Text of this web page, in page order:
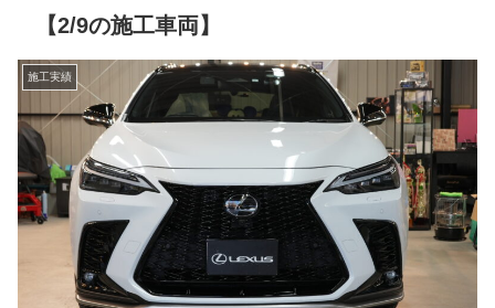
【2/9の施工車両】
施工実績